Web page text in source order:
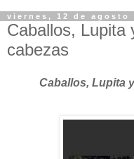
viernes, 12 de agosto
Caballos, Lupita
cabezas
Caballos, Lupita